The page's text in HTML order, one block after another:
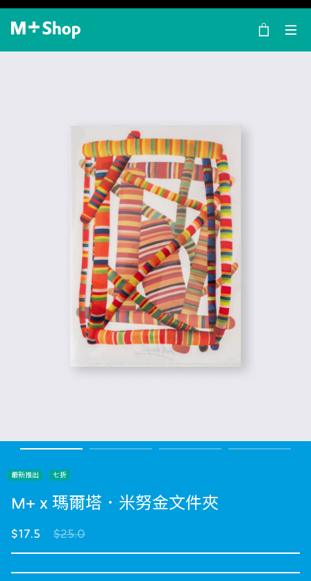
×
M+ Shop
最新推出 七折
M+ x 瑪爾塔．米努金文件夾
$17.5 Price reduced from
$25.0to